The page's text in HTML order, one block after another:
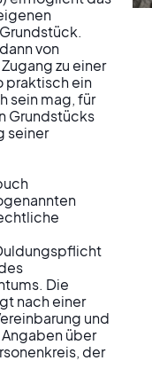
ihre
auf
von
zu einer
praktisch ein
sein mag, für
Grundstücks
seiner
Die
nach einer
und
über
der